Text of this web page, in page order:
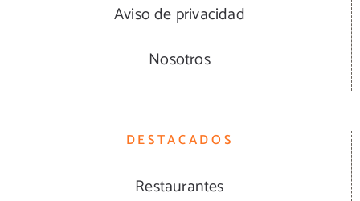
Aviso de privacidad
Nosotros
DESTACADOS
Restaurantes